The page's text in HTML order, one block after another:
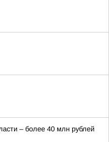
– более 40 млн рублей